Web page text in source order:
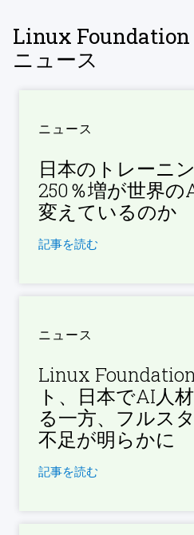
Linux
ニュース
ニュース
日本のトレーニ
250％増が世界の
変えているのか
記事を読む
ニュース
Linux
ト、日本でAI人
る一方、フルス
不足が明らかに
記事を読む